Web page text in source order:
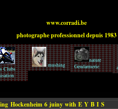
www.corradi.be
photographe professionnel depuis 1983
Clubs
mushing
nature
Gendarmerie
Hockenheim 6 juiny with E Y B I S